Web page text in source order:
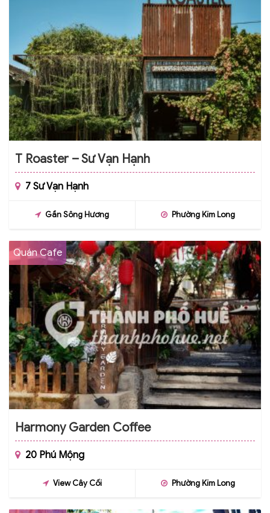
T Roaster – Sư Vạn Hạnh
7 Sư Vạn Hạnh
Gần Sông Hương Phường Kim Long
Quán Cafe
Harmony Garden Coffee
20 Phú Mộng
View Cây Cối Phường Kim Long